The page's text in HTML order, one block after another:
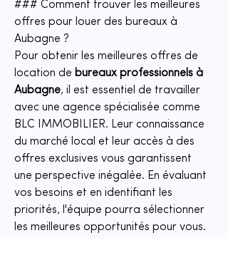
### Comment trouver les meilleures
offres pour louer des bureaux à
Aubagne ?
Pour obtenir les meilleures offres de
location de bureaux professionnels à
Aubagne, il est essentiel de travailler
avec une agence spécialisée comme
BLC IMMOBILIER. Leur connaissance
du marché local et leur accès à des
offres exclusives vous garantissent
une perspective inégalée. En évaluant
vos besoins et en identifiant les
priorités, l'équipe pourra sélectionner
les meilleures opportunités pour vous.